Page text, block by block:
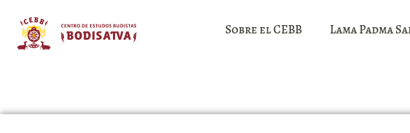
Sobre el CEBB Lama Padma